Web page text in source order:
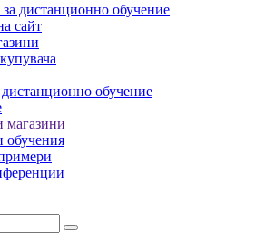
дистанционно обучение
сайт
обучение
магазини
обучения